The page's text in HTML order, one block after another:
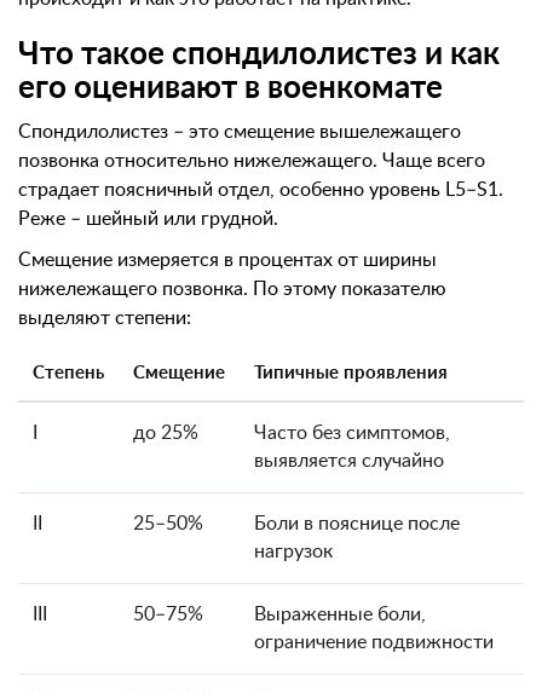
Что такое спондилолистез и как
его оценивают в военкомате
Спондилолистез – это смещение вышележащего
позвонка относительно нижележащего. Чаще всего
страдает поясничный отдел, особенно уровень L5–S1.
Реже – шейный или грудной.
Смещение измеряется в процентах от ширины
нижележащего позвонка. По этому показателю
выделяют степени:
Степень Смещение Типичные проявления
до 25%
Часто без симптомов,
выявляется случайно
25–50%
Боли в пояснице после
нагрузок
50–75%
Выраженные боли,
ограничение подвижности